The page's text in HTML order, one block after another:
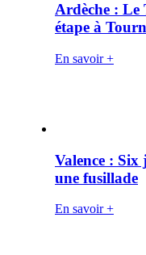
Ardèche : Le
étape à
En savoir +
Valence : Six
une fusillade
En savoir +